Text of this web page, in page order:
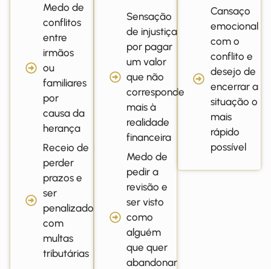
Medo de
conflitos
entre
irmãos
ou
familiares
por
causa da
herança
Receio de
perder
prazos e
ser
penalizado
com
multas
tributárias
Sensação
de injustiça
por pagar
um valor
que não
corresponde
mais à
realidade
financeira
Medo de
pedir a
revisão e
ser visto
como
alguém
que quer
abandonar
Cansaço
emocional
com o
conflito e
desejo de
encerrar a
situação o
mais
rápido
possível